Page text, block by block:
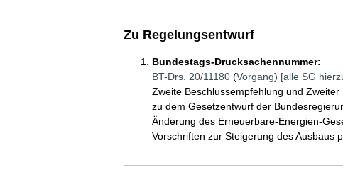
Zu Regelungsentwurf
Bundestags-Drucksachennummer:
BT-Drs. 20/11180(Vorgang) [alle SG
Zweite Beschlussempfehlung und
zu dem Gesetzentwurf der
Änderung des Erneuerbare-Energien-
Vorschriften zur Steigerung des Ausbaus